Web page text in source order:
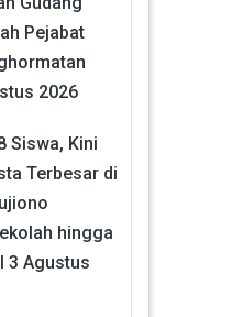
Pejabat
2026
Siswa, Kini
Terbesar di
hingga
3 Agustus